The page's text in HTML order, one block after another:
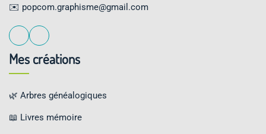
✉️ popcom.graphisme@gmail.com
Mes créations
🌿 Arbres généalogiques
📖 Livres mémoire